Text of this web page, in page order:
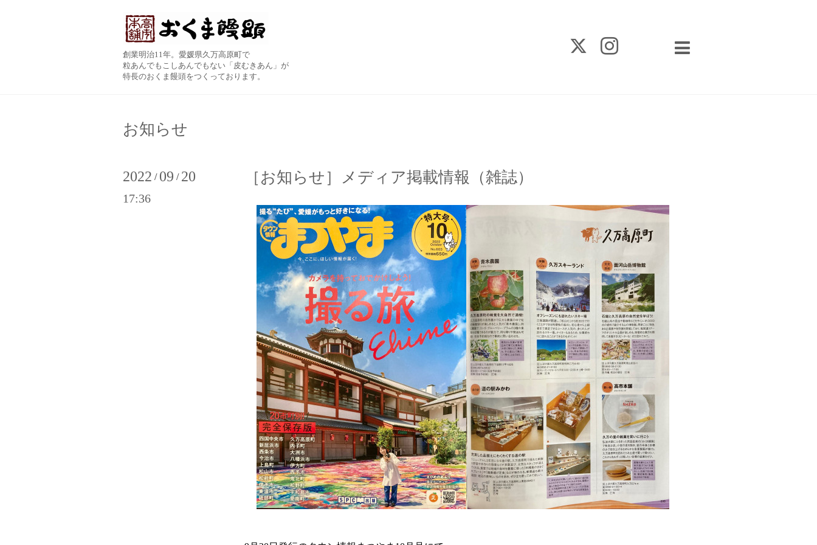
創業明治11年。愛媛県久万高原町で
粒あんでもこしあんでもない「皮むきあん」が
特長のおくま饅頭をつくっております。
お知らせ
2022 / 09 / 20
17:36
［お知らせ］メディア掲載情報（雑誌）